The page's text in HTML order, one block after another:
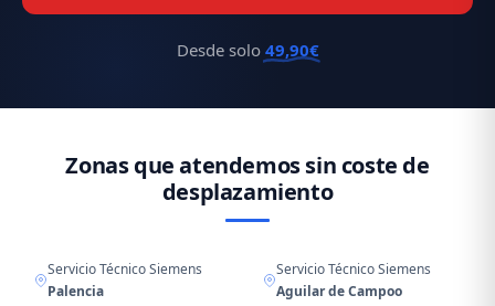
Desde solo 49,90€
Zonas que atendemos sin coste de
desplazamiento
Servicio Técnico Siemens
Palencia
Servicio Técnico Siemens
Aguilar de Campoo